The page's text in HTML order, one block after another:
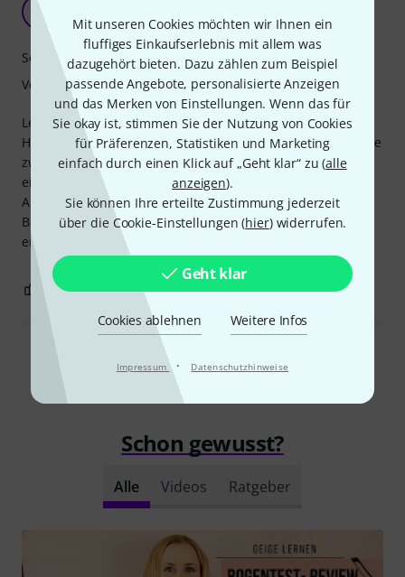
Mit unseren Cookies möchten wir Ihnen ein
fluffiges Einkaufserlebnis mit allem was
dazugehört bieten. Dazu zählen zum Beispiel
passende Angebote, personalisierte Anzeigen
und das Merken von Einstellungen. Wenn das für
Sie okay ist, stimmen Sie der Nutzung von Cookies
für Präferenzen, Statistiken und Marketing
einfach durch einen Klick auf „Geht klar“ zu (alle
anzeigen).
Sie können Ihre erteilte Zustimmung jederzeit
über die Cookie-Einstellungen (hier) widerrufen.
Geht klar
Cookies ablehnen Weitere Infos
Impressum · Datenschutzhinweise
J
Leider wurde der Bogen mit Schmutzpartikeln, die in den
Haaren klebten geliefert - das war ärgerlich, man konnte sie
zwar mit einer Nadel vorsichtig entfernen aber das darf
eigentl. nicht vokommen....
Ansonsten, ich bin Anfänger aber muss sagen dass der
Bogen schon für mich einen merklich besseren Klang
erzeugt als mein 08-15 Bogen.
Sound
Verarbeitung
0
Alle Bewertungen lesen
Schon gewusst?
Alle Videos Ratgeber